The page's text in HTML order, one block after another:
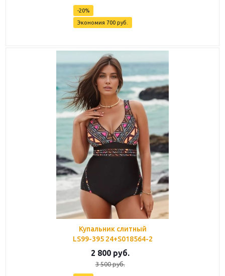
-20%
Экономия 700руб.
Купальник слитный
LS99-395 24+S018564-2
2 800руб.
3 500руб.